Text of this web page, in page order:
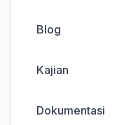
Blog
Kajian
Dokumentasi